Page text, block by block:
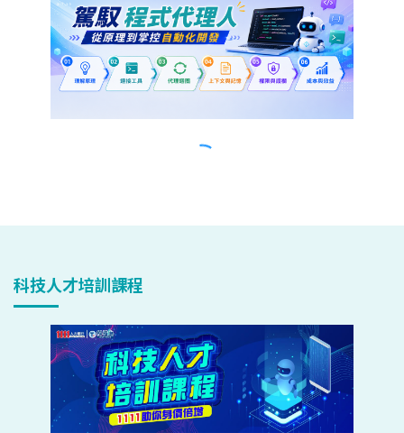
科技人才培訓課程